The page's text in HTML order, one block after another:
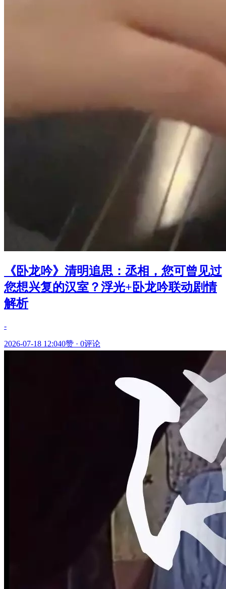
《卧龙吟》清明追思：丞相，您可曾见过
您想兴复的汉室？浮光+卧龙吟联动剧情
解析
-
2026-07-18 12:040赞 · 0评论